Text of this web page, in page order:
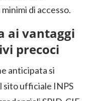
di accesso.
ai vantaggi
precoci
anticipata si
sito ufficiale INPS